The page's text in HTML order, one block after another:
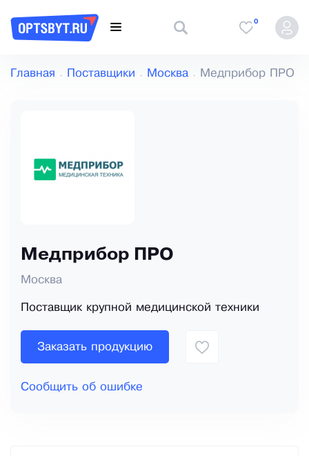
0
Главная Поставщики Москва Медприбор ПРО
Медприбор ПРО
Москва
Поставщик крупной медицинской техники
Заказать продукцию
Сообщить об ошибке